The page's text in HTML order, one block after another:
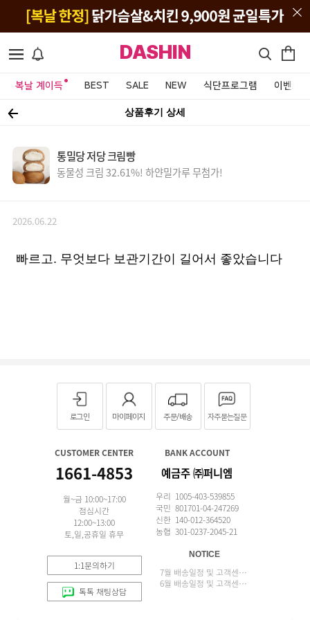
DASHIN
복날 계이득 BEST SALE NEW 식단프로그램 이벤트&
상품후기 상세
통밀당 저당 크림빵
동물성 크림 32.61%! 하얀밀가루 무첨가!
2026.06.22
빠르고. 무엇보다 보관기간이 길어서 좋았습니다
로그인 마이페이지 주문/배송 자주묻는질문
CUSTOMER CENTER
1661-4853
월~금 10:00~17:00
점심시간
12:00~13:00
토,일,공휴일 휴무
1:1문의하기
톡톡 채팅상담
BANK ACCOUNT
예금주 ㈜퍼니엠
우리 1005-403-539855
국민 801701-04-247269
신한 140-012-364520
농협 301-0237-2045-21
NOTICE
7월 배송일정 및 고객센터 업무 안내
6월 배송일정 및 고객센터 업무 안내